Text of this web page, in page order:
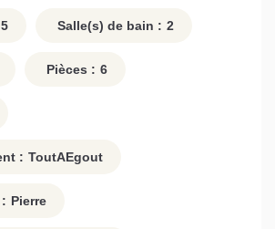
5 Salle(s) de bain : 2
Pièces : 6
: ToutAEgout
Pierre